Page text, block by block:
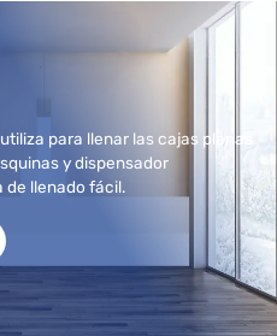
para llenar las cajas planas
y dispensador
de llenado fácil.